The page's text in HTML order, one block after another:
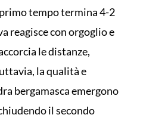
tempo termina 4-2
reagisce con orgoglio e
le distanze,
la qualità e
bergamasca emergono
il secondo